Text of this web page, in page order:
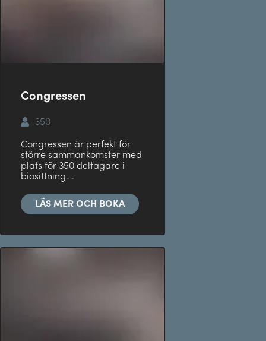
Congressen
350
Congressen är perfekt för
större sammankomster med
plats för 350 deltagare i
biosittning….
LÄS MER OCH BOKA